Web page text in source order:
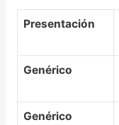
Presentación
Genérico
Genérico